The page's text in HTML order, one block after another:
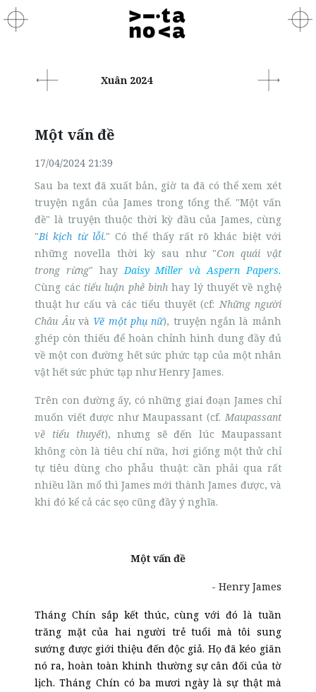
Xuân 2024
Một vấn đề
17/04/2024 21:39
Sau ba text đã xuất bản, giờ ta đã có thể xem xét
truyện ngắn của James trong tổng thể. "Một vấn
đề" là truyện thuộc thời kỳ đầu của James, cùng
"Bi kịch từ lỗi." Có thể thấy rất rõ khác biệt với
những novella thời kỳ sau như "Con quái vật
trong rừng" hayDaisy Miller và Aspern Papers.
Cùng các tiểu luận phê bình hay lý thuyết về nghệ
thuật hư cấu và các tiểu thuyết (cf: Những người
Châu Âuvà Vẽ một phụ nữ), truyện ngắn là mảnh
ghép còn thiếu để hoàn chỉnh hình dung đầy đủ
về một con đường hết sức phức tạp của một nhân
vật hết sức phức tạp như Henry James.
Trên con đường ấy, có những giai đoạn James chỉ
muốn viết được như Maupassant (cf. Maupassant
về tiểu thuyết), nhưng sẽ đến lúc Maupassant
không còn là tiêu chí nữa, hơi giống một thử chỉ
tự tiêu dùng cho phẫu thuật: cần phải qua rất
nhiều lần mổ thì James mới thành James được, và
khi đó kể cả các sẹo cũng đầy ý nghĩa.
Một vấn đề
- Henry James
Tháng Chín sắp kết thúc, cùng với đó là tuần
trăng mặt của hai người trẻ tuổi mà tôi sung
sướng được giới thiệu đến độc giả. Họ đã kéo giãn
nó ra, hoàn toàn khinh thường sự cân đối của tờ
lịch. Tháng Chín có ba mươi ngày là sự thật mà